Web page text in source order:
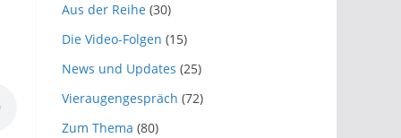
Aus der Reihe(30)
Die Video-Folgen (15)
News und Updates (25)
Vieraugengespräch (72)
Zum Thema (80)